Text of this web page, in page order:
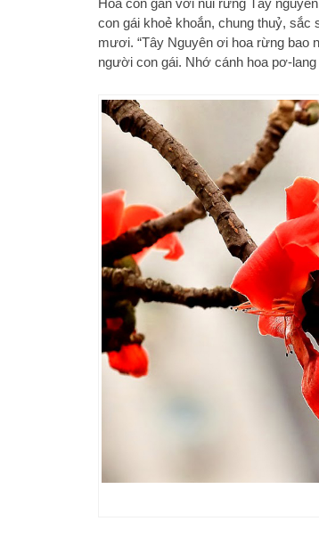
con gái khoẻ khoắn, chung thuỷ,
mươi. “Tây Nguyên ơi hoa rừng bao
người con gái. Nhớ cánh hoa pơ-